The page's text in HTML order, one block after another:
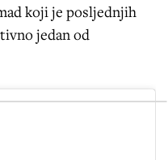
koji je posljednjih
jedan od